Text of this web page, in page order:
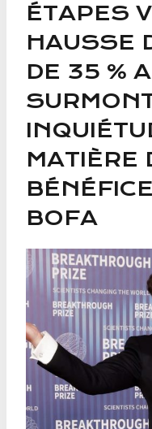
ÉTAPES
HAUSSE
DE 35 %
MATIÈRE
BOFA